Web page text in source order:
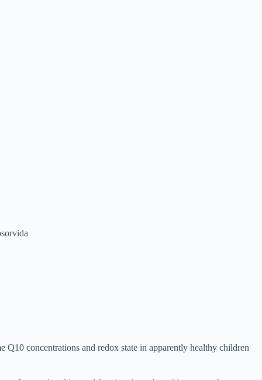
concentrations and redox state in apparently healthy children